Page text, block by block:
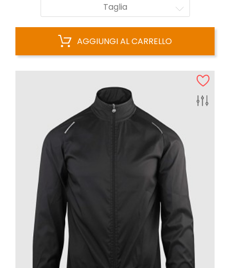
Taglia
AGGIUNGI AL CARRELLO